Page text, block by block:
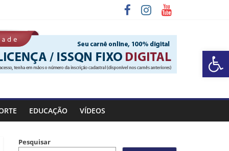
Barra de Ferramentas Aberta
Rocinha
EDUCAÇÃO VÍDEOS
Pesquisar